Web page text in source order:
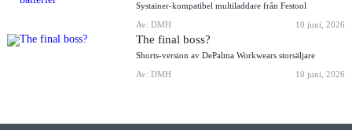
Systainer-kompatibel multiladdare från Festool
Av: DMH
10 juni, 2026
The final boss?
Shorts-version av DePalma Workwears storsäljare
Av: DMH
10 juni, 2026